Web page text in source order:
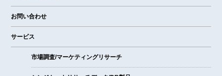
お問い合わせ
サービス
市場調査/マーケティングリサーチ